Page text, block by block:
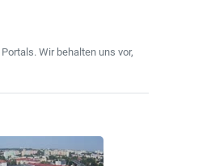
Wir behalten uns vor,